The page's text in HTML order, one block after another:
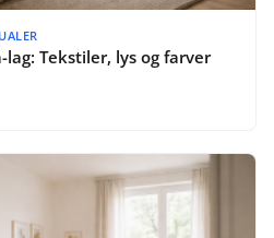
lag: Tekstiler, lys og farver